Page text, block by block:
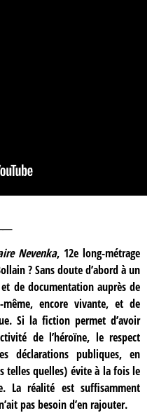
Nevenka, 12e long-métrage
? Sans doute d’abord à un
de documentation auprès de
encore vivante, et de
Si la fiction permet d’avoir
de l’héroïne, le respect
déclarations publiques, en
telles quelles) évite à la fois le
La réalité est suffisamment
pas besoin d’en rajouter.